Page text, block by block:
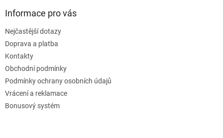
Informace pro vás
Nejčastější dotazy
Doprava a platba
Kontakty
Obchodní podmínky
Podmínky ochrany osobních údajů
Vrácení a reklamace
Bonusový systém